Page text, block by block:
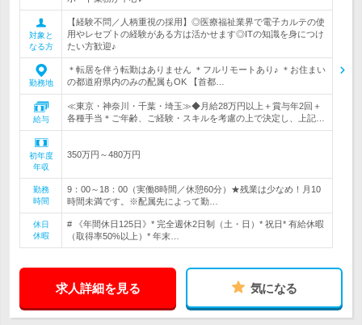
対象と
なる方
【経験不問／人柄重視の採用】◎医療福祉業界で電子カルテの使
用やレセプトの経験がある方は活かせます◎ITの知識を身につけ
たい方歓迎♪
勤務地
＊転居を伴う転勤はありません ＊フルリモートあり♪ ＊お住まい
の都道府県内のみの配属もOK 【首都…
給与
≪東京・神奈川・千葉・埼玉≫◆月給28万円以上＋賞与年2回＋
各種手当＊ご年齢、ご経験・スキルを考慮の上で決定し、上記…
初年度
年収
350万円～480万円
勤務
時間
9：00～18：00（実働8時間／休憩60分）★残業は少なめ！月10
時間未満です。※配属先によって勤…
休日
休暇
# 《年間休日125日》* 完全週休2日制（土・日）* 祝日* 有給休暇
（取得率50%以上）* 年末…
求人詳細を見る 気になる